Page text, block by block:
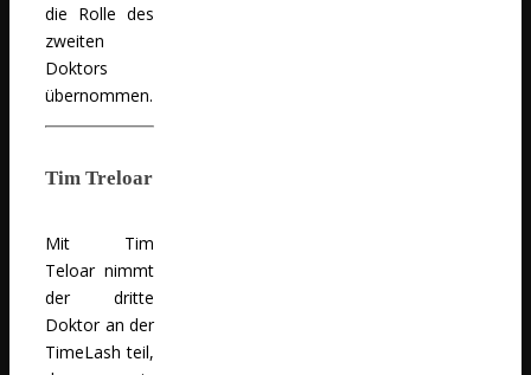
die Rolle des
zweiten
Doktors
übernommen.
Tim Treloar
Mit Tim
Teloar nimmt
der dritte
Doktor an der
TimeLash teil,